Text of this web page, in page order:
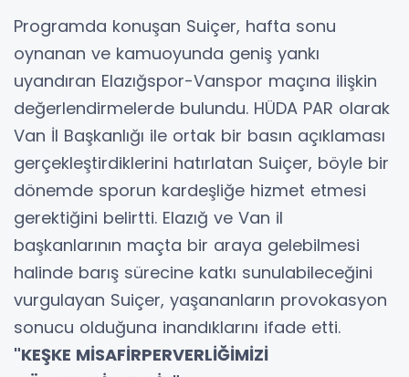
Programda konuşan Suiçer, hafta sonu
oynanan ve kamuoyunda geniş yankı
uyandıran Elazığspor-Vanspor maçına ilişkin
değerlendirmelerde bulundu. HÜDA PAR olarak
Van İl Başkanlığı ile ortak bir basın açıklaması
gerçekleştirdiklerini hatırlatan Suiçer, böyle bir
dönemde sporun kardeşliğe hizmet etmesi
gerektiğini belirtti. Elazığ ve Van il
başkanlarının maçta bir araya gelebilmesi
halinde barış sürecine katkı sunulabileceğini
vurgulayan Suiçer, yaşananların provokasyon
sonucu olduğuna inandıklarını ifade etti.
"KEŞKE MİSAFİRPERVERLİĞİMİZİ